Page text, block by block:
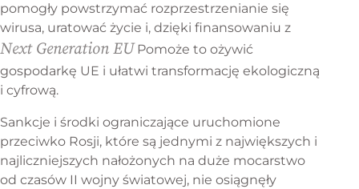
pomogły powstrzymać rozprzestrzenianie się
wirusa, uratować życie i, dzięki finansowaniu z
Next Generation EUPomoże to ożywić
gospodarkę UE i ułatwi transformację ekologiczną
i cyfrową.
Sankcje i środki ograniczające uruchomione
przeciwko Rosji, które są jednymi z największych i
najliczniejszych nałożonych na duże mocarstwo
od czasów II wojny światowej, nie osiągnęły